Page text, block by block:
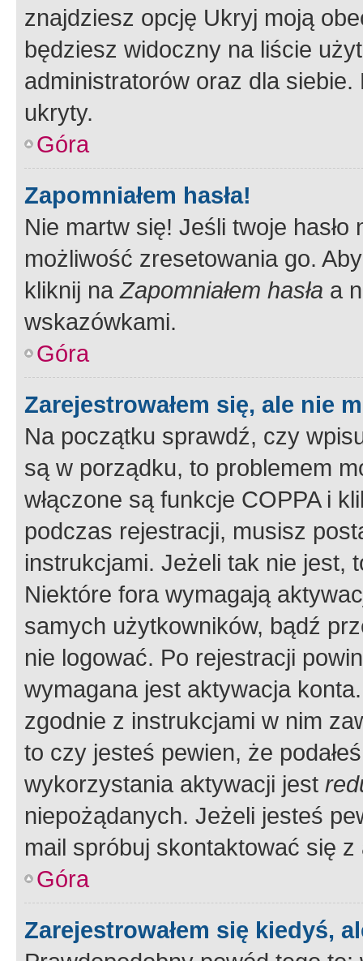
znajdziesz opcję Ukryj moją
będziesz widoczny na liście
administratorów oraz dla
ukryty.
Góra
Zapomniałem hasła!
Nie martw się! Jeśli twoje
możliwość zresetowania go.
kliknij naZapomniałem hasła a
wskazówkami.
Góra
Zarejestrowałem się, ale nie
Na początku sprawdź, czy
są w porządku, to problemem
włączone są funkcje COPPA i
podczas rejestracji, musisz
instrukcjami. Jeżeli tak nie jest,
Niektóre fora wymagają
samych użytkowników, bądź
nie logować. Po rejestracji
wymagana jest aktywacja
zgodnie z instrukcjami w nim
to czy jesteś pewien, że
wykorzystania aktywacji jest
niepożądanych. Jeżeli jesteś
mail spróbuj skontaktować się
Góra
Zarejestrowałem się kiedyś,